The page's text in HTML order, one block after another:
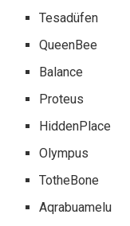
Tesadüfen
QueenBee
Balance
Proteus
HiddenPlace
Olympus
TotheBone
Aqrabuamelu